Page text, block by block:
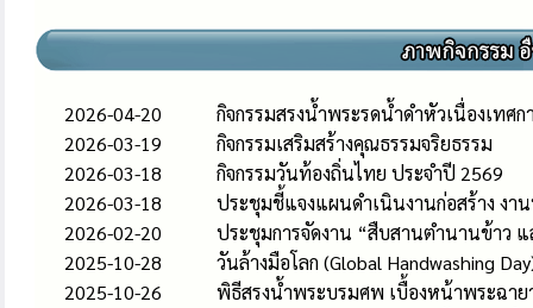
2026-04-20
กิจกรรมสรงน้ำพระรดน้ำดำหัวเนื่องเทศ
2026-03-19
กิจกรรมเสริมสร้างคุณธรรมจริยธรรม
2026-03-18
กิจกรรมวันท้องถิ่นไทย ประจำปี 2569
2026-03-18
ประชุมชี้แจงแผนดําเนินงานก่อสร้าง ง
2026-02-20
ประชุมการจัดงาน “สืบสานตำนานข้าว
2025-10-28
วันล้างมือโลก (Global Handwashing
2025-10-26
พิธีสรงน้ำพระบรมศพ เบื้องหน้าพระฉา